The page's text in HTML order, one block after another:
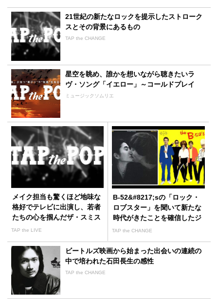
21世紀の新たなロックを提示したストローク
スとその背景にあるもの
TAP the CHANGE
星空を眺め、誰かを想いながら聴きたいラ
ヴ・ソング「イエロー」～コールドプレイ
ミュージックソムリエ
メイク担当も驚くほど地味な
格好でテレビに出演し、若者
たちの心を掴んだザ・スミス
TAP the LIVE
B-52&#8217;sの「ロック・
ロブスター」を聞いて新たな
時代がきたことを確信したジ
ョン・レノン
TAP the CHANGE
ビートルズ映画から始まった出会いの連続の
中で培われた石田長生の感性
TAP the CHANGE